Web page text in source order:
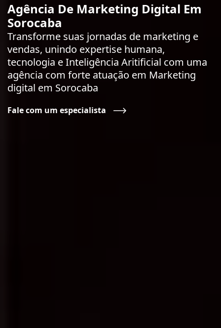
Agência De Marketing Digital Em
Sorocaba
Transforme suas jornadas de marketing e
vendas, unindo expertise humana,
tecnologia e Inteligência Aritificial com uma
agência com forte atuação em Marketing
digital em Sorocaba
Fale com um especialista